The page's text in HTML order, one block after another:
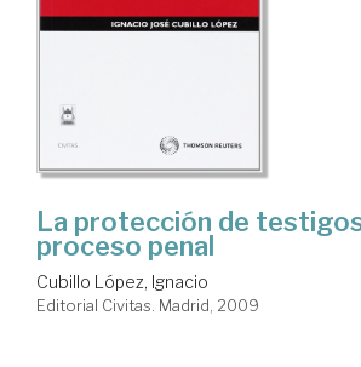
La protección de
proceso penal
Cubillo López, Ignacio
Editorial Civitas. Madrid, 2009